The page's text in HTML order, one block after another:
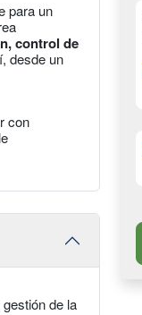
para un
control de
desde un
con
de la